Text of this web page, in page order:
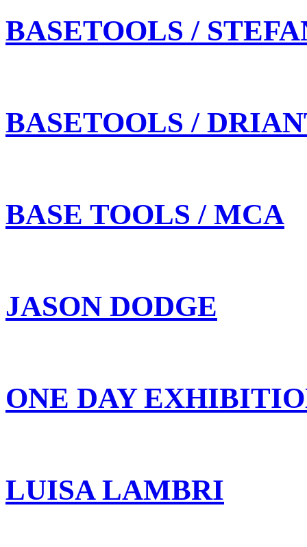
BASETOOLS /
BASETOOLS /
BASE TOOLS / MCA
JASON DODGE
ONE DAY
LUISA LAMBRI